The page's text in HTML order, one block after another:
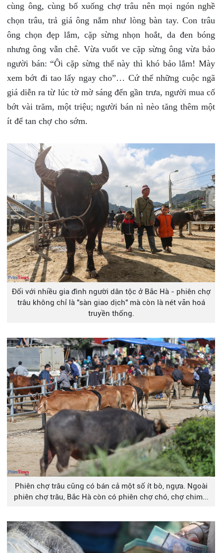
cùng ông, cùng bố xuống chợ trâu nên mọi ngón nghề
chọn trâu, trả giá ông nắm như lòng bàn tay. Con trâu
ông chọn đẹp lắm, cặp sừng nhọn hoắt, da đen bóng
nhưng ông vẫn chê. Vừa vuốt ve cặp sừng ông vừa bảo
người bán: “Ôi cặp sừng thế này thì khó bảo lắm! Mày
xem bớt đi tao lấy ngay cho”… Cứ thế những cuộc ngã
giá diễn ra từ lúc tờ mờ sáng đến gần trưa, người mua cố
bớt vài trăm, một triệu; người bán nì nèo tăng thêm một
ít để tan chợ cho sớm.
Đối với nhiều gia đình người dân tộc ở Bắc Hà - phiên chợ
trâu không chỉ là "sàn giao dịch" mà còn là nét văn hoá
truyền thống.
Phiên chợ trâu cũng có bán cả một số ít bò, ngựa. Ngoài
phiên chợ trâu, Bắc Hà còn có phiên chợ chó, chợ chim...